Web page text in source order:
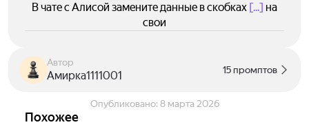
В чате с Алисой замените данные в скобках [...] на
свои
Автор
Амирка1111001 15 промптов
Опубликовано: 8 марта 2026
Похожее